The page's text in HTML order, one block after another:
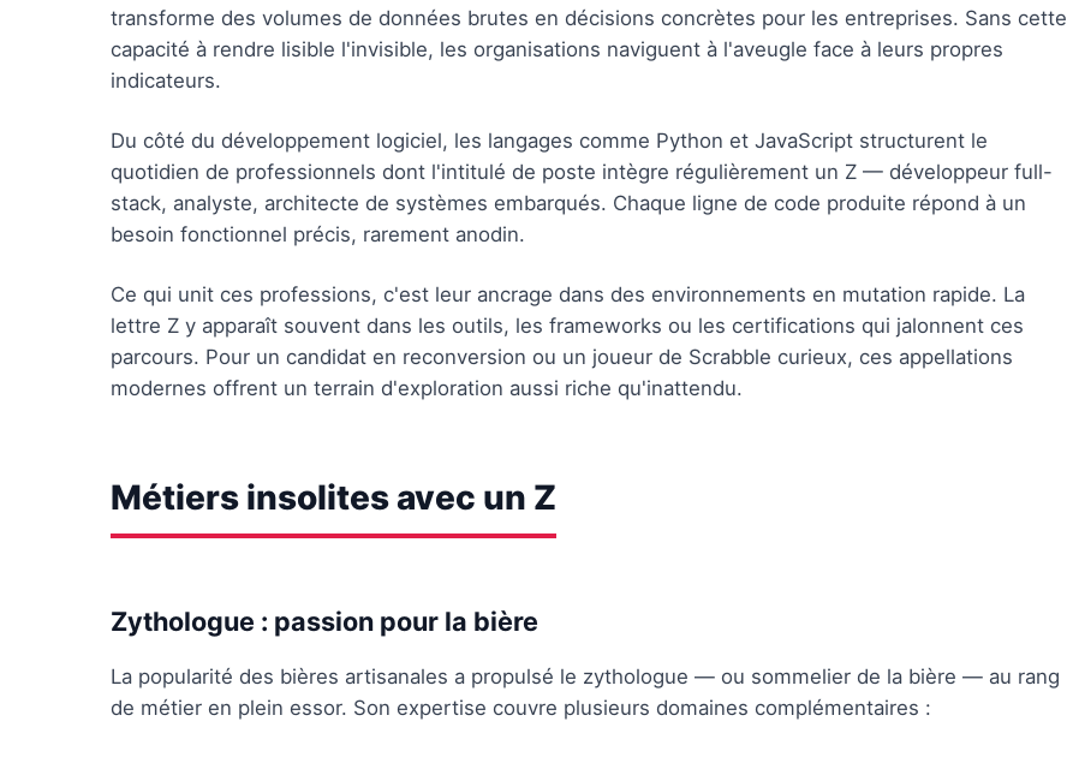
transforme des volumes de données brutes en décisions concrètes pour les entreprises. Sans cette
capacité à rendre lisible l'invisible, les organisations naviguent à l'aveugle face à leurs propres
indicateurs.
Du côté du développement logiciel, les langages comme Python et JavaScript structurent le
quotidien de professionnels dont l'intitulé de poste intègre régulièrement un Z — développeur full-
stack, analyste, architecte de systèmes embarqués. Chaque ligne de code produite répond à un
besoin fonctionnel précis, rarement anodin.
Ce qui unit ces professions, c'est leur ancrage dans des environnements en mutation rapide. La
lettre Z y apparaît souvent dans les outils, les frameworks ou les certifications qui jalonnent ces
parcours. Pour un candidat en reconversion ou un joueur de Scrabble curieux, ces appellations
modernes offrent un terrain d'exploration aussi riche qu'inattendu.
Métiers insolites avec un Z
Zythologue : passion pour la bière
La popularité des bières artisanales a propulsé le zythologue — ou sommelier de la bière — au rang
de métier en plein essor. Son expertise couvre plusieurs domaines complémentaires :